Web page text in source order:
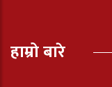
हाम्रो बारे